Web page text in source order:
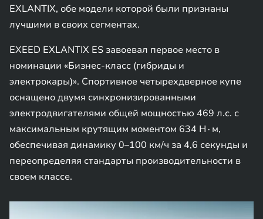
EXLANTIX, обе модели которой были признаны
лучшими в своих сегментах.
EXEED EXLANTIX ES завоевал первое место в
номинации «Бизнес-класс (гибриды и
электрокары)». Спортивное четырехдверное купе
оснащено двумя синхронизированными
электродвигателями общей мощностью 469 л.с. с
максимальным крутящим моментом 634 Н∙м,
обеспечивая динамику 0–100 км/ч за 4,6 секунды и
переопределяя стандарты производительности в
своем классе.